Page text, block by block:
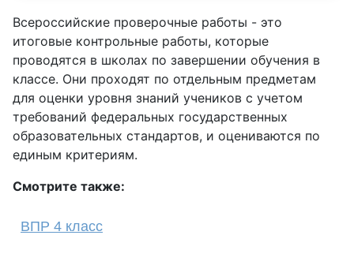
Всероссийские проверочные работы - это
итоговые контрольные работы, которые
проводятся в школах по завершении обучения в
классе. Они проходят по отдельным предметам
для оценки уровня знаний учеников с учетом
требований федеральных государственных
образовательных стандартов, и оцениваются по
единым критериям.
Смотрите также:
ВПР 4 класс